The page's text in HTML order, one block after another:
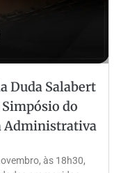
Duda Salabert
do
Administrativa
às 18h30,